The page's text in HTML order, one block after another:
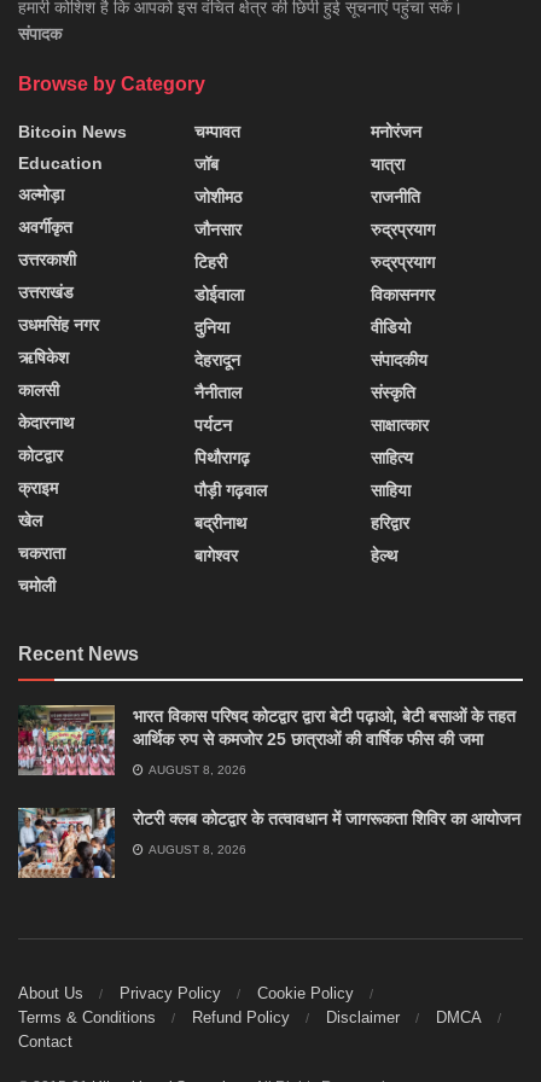
हमारी कोशिश है कि आपको इस वंचित क्षेत्र की छिपी हुई सूचनाएं पहुंचा सकें।
संपादक
Browse by Category
Bitcoin News
Education
अल्मोड़ा
अवर्गीकृत
उत्तरकाशी
उत्तराखंड
उधमसिंह नगर
ऋषिकेश
कालसी
केदारनाथ
कोटद्वार
क्राइम
खेल
चकराता
चमोली
चम्पावत
जॉब
जोशीमठ
जौनसार
टिहरी
डोईवाला
दुनिया
देहरादून
नैनीताल
पर्यटन
पिथौरागढ़
पौड़ी गढ़वाल
बद्रीनाथ
बागेश्वर
मनोरंजन
यात्रा
राजनीति
रुद्रप्रयाग
रुद्रप्रयाग
विकासनगर
वीडियो
संपादकीय
संस्कृति
साक्षात्कार
साहित्य
साहिया
हरिद्वार
हेल्थ
Recent News
भारत विकास परिषद कोटद्वार द्वारा बेटी पढ़ाओ, बेटी बसाओं के तहत
आर्थिक रुप से कमजोर 25 छात्राओं की वार्षिक फीस की जमा
AUGUST 8, 2026
रोटरी क्लब कोटद्वार के तत्वावधान में जागरूकता शिविर का आयोजन
AUGUST 8, 2026
About Us Privacy Policy
Cookie Policy
Terms & Conditions
Refund Policy Disclaimer
DMCA
Contact